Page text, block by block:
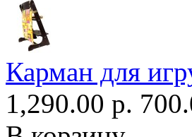
Карман для
1,290.00 р.